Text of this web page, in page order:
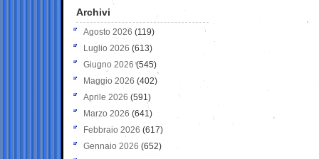
Archivi
Agosto 2026 (119)
Luglio 2026 (613)
Giugno 2026 (545)
Maggio 2026 (402)
Aprile 2026 (591)
Marzo 2026 (641)
Febbraio 2026 (617)
Gennaio 2026 (652)